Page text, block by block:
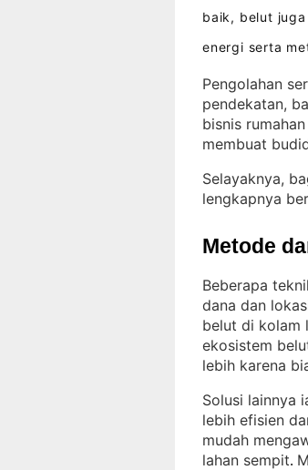
baik, belut
energi serta
Pengolahan
pendekatan,
bisnis
membuat
Selayaknya,
lengkapnya
Metode
Beberapa
dana dan
belut di kolam
ekosistem
lebih karena
Solusi lainnya
lebih efisien
mudah
lahan sempit.